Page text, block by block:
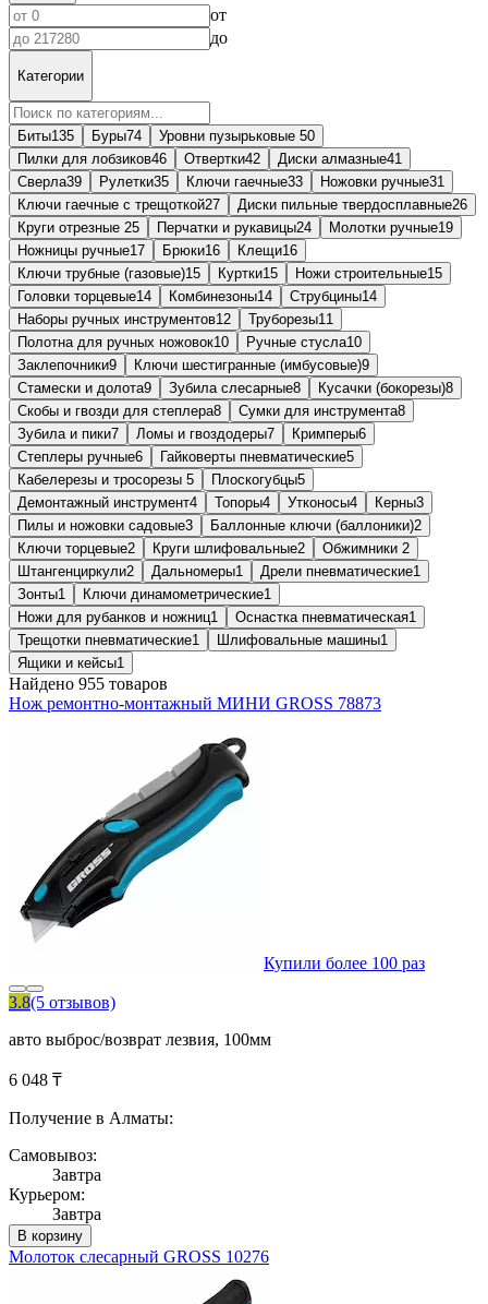
от
до
Категории
Биты135 Буры74 Уровни пузырьковые 50
Пилки для лобзиков46 Отвертки42 Диски алмазные41
Сверла39 Рулетки35 Ключи гаечные33 Ножовки ручные31
Ключи гаечные с трещоткой27 Диски пильные твердосплавные26
Круги отрезные 25 Перчатки и рукавицы24 Молотки ручные19
Ножницы ручные17 Брюки16 Клещи16
Ключи трубные (газовые)15 Куртки15 Ножи строительные15
Головки торцевые14 Комбинезоны14 Струбцины14
Наборы ручных инструментов12 Труборезы11
Полотна для ручных ножовок10 Ручные стусла10
Заклепочники9 Ключи шестигранные (имбусовые)9
Стамески и долота9 Зубила слесарные8 Кусачки (бокорезы)8
Скобы и гвозди для степлера8 Сумки для инструмента8
Зубила и пики7 Ломы и гвоздодеры7 Кримперы6
Степлеры ручные6 Гайковерты пневматические5
Кабелерезы и тросорезы 5 Плоскогубцы5
Демонтажный инструмент4 Топоры4 Утконосы4 Керны3
Пилы и ножовки садовые3 Баллонные ключи (баллоники)2
Ключи торцевые2 Круги шлифовальные2 Обжимники 2
Штангенциркули2 Дальномеры1 Дрели пневматические1
Зонты1 Ключи динамометрические1
Ножи для рубанков и ножниц1 Оснастка пневматическая1
Трещотки пневматические1 Шлифовальные машины1
Ящики и кейсы1
Найдено 955 товаров
Нож ремонтно-монтажный МИНИ GROSS 78873
Купили более 100 раз
3.8(5 отзывов)
авто выброс/возврат лезвия, 100мм
6 048 ₸
Получение в Алматы:
Самовывоз:
Завтра
Курьером:
Завтра
В корзину
Молоток слесарный GROSS 10276